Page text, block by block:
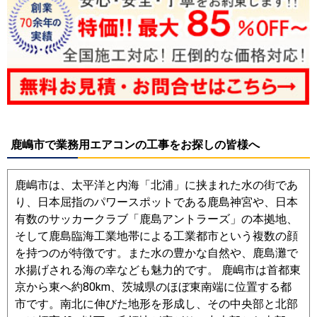
鹿嶋市で業務用エアコンの工事をお探しの皆様へ
鹿嶋市は、太平洋と内海「北浦」に挟まれた水の街であ
り、日本屈指のパワースポットである鹿島神宮や、日本
有数のサッカークラブ「鹿島アントラーズ」の本拠地、
そして鹿島臨海工業地帯による工業都市という複数の顔
を持つのが特徴です。また水の豊かな自然や、鹿島灘で
水揚げされる海の幸なども魅力的です。 鹿嶋市は首都東
京から東へ約80km、茨城県のほぼ東南端に位置する都
市です。南北に伸びた地形を形成し、その中央部と北部